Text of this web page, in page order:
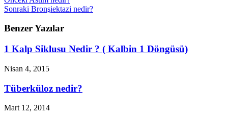
Sonraki Bronşiektazi nedir?
Benzer Yazılar
1 Kalp Siklusu Nedir ? ( Kalbin 1 Döngüsü)
Nisan 4, 2015
Tüberküloz nedir?
Mart 12, 2014